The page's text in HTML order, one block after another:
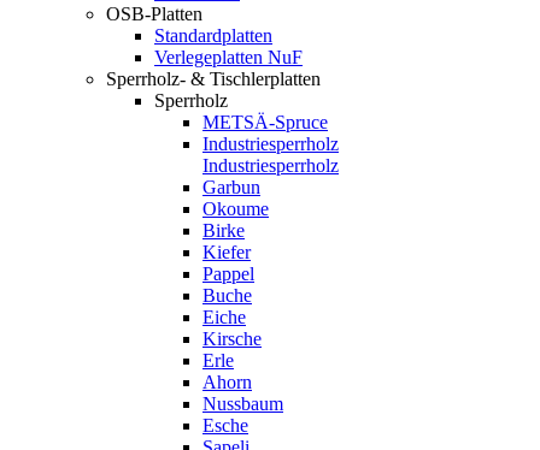
OSB-Platten
Standardplatten
Verlegeplatten NuF
Sperrholz- & Tischlerplatten
Sperrholz
METSÄ-Spruce
Industriesperrholz
Industriesperrholz
Garbun
Okoume
Birke
Kiefer
Pappel
Buche
Eiche
Kirsche
Erle
Ahorn
Nussbaum
Esche